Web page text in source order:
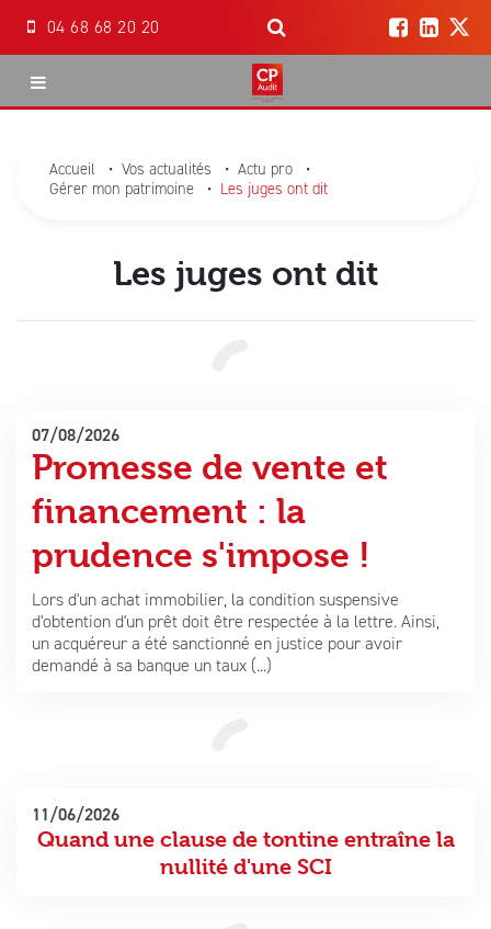
04 68 68 20 20
Notre cabinet
Notre équipe
RH et Paies
Juridique et fiscalité
Conseil en gestion
Les actualités
Notre blog
Contact / Devis
Accueil • Vos actualités • Actu pro
•
Gérer mon patrimoine
• Les juges ont dit
Les juges ont dit
Promesse de vente et
financement : la
prudence s'impose !
07/08/2026
Lors d'un achat immobilier, la condition suspensive
d'obtention d'un prêt doit être respectée à la lettre. Ainsi,
un acquéreur a été sanctionné en justice pour avoir
demandé à sa banque un taux (...)
Quand une clause de tontine entraîne la
nullité d'une SCI
11/06/2026